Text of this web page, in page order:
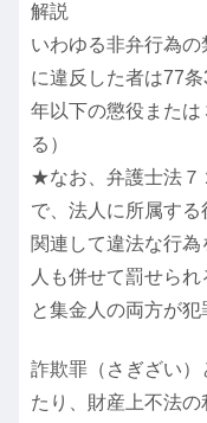
解説
いわゆる非弁行為
に違反した者は77
年以下の懲役また
る）
★なお、弁護士法７
で、法人に所属す
関連して違法な行
人も併せて罰せら
と集金人の両方が犯
詐欺罪（さぎざい
たり、財産上不法